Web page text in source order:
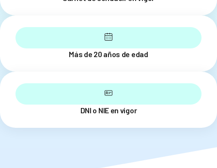
Más de 20 años de edad
DNI o NIE en vigor